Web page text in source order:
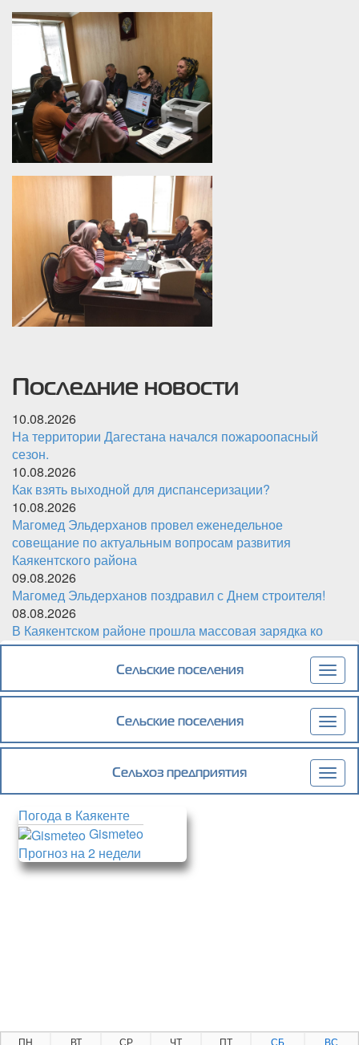
Последние новости
10.08.2026
На территории Дагестана начался пожароопасный
сезон.
10.08.2026
Как взять выходной для диспансеризации?
10.08.2026
Магомед Эльдерханов провел еженедельное
совещание по актуальным вопросам развития
Каякентского района
09.08.2026
Магомед Эльдерханов поздравил с Днем строителя!
08.08.2026
В Каякентском районе прошла массовая зарядка ко
Дню физкультурника
Сельские поселения
Сельские поселения
Сельхоз предприятия
Погода в Каякенте
Gismeteo
Прогноз на 2 недели
ПН ВТ СР ЧТ ПТ СБ ВС